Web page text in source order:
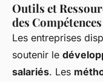
Outils et
des Compétences
Les entreprises
soutenir le
salariés. Les